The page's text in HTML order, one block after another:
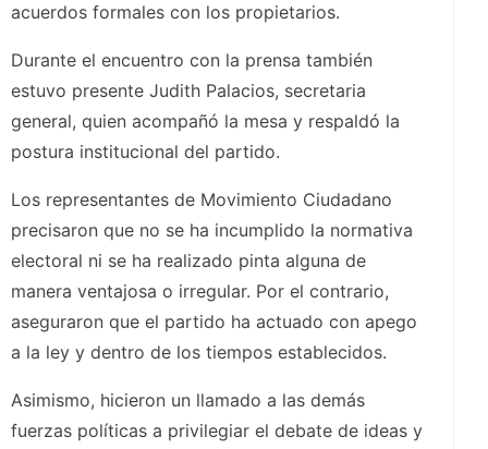
acuerdos formales con los propietarios.
Durante el encuentro con la prensa también
estuvo presente Judith Palacios, secretaria
general, quien acompañó la mesa y respaldó la
postura institucional del partido.
Los representantes de Movimiento Ciudadano
precisaron que no se ha incumplido la normativa
electoral ni se ha realizado pinta alguna de
manera ventajosa o irregular. Por el contrario,
aseguraron que el partido ha actuado con apego
a la ley y dentro de los tiempos establecidos.
Asimismo, hicieron un llamado a las demás
fuerzas políticas a privilegiar el debate de ideas y